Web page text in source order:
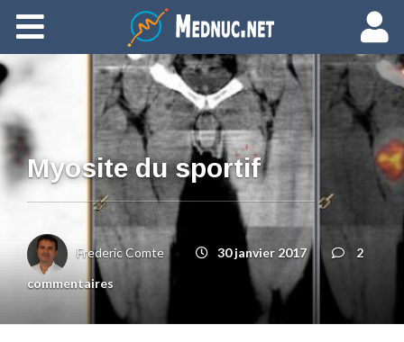
Ajouter du contenu
Myosite du sportif
Frederic Comte 30 janvier 2017
2
commentaires